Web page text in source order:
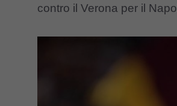
contro il Verona per il